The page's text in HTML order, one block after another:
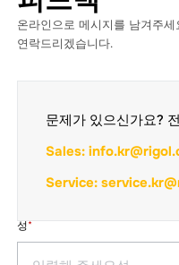
온라인으로 메시지를 남겨주
연락드리겠습니다.
문제가 있으신가요?
Sales:
Service:
성*